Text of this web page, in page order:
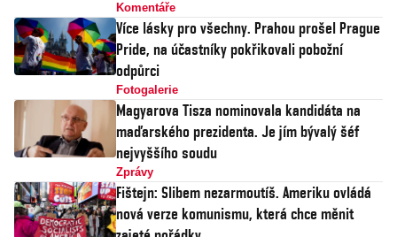
Komentáře
Více lásky pro všechny. Prahou prošel Prague
Pride, na účastníky pokřikovali pobožní
odpůrci
Fotogalerie
Magyarova Tisza nominovala kandidáta na
maďarského prezidenta. Je jím bývalý šéf
nejvyššího soudu
Zprávy
Fištejn: Slibem nezarmoutíš. Ameriku ovládá
nová verze komunismu, která chce měnit